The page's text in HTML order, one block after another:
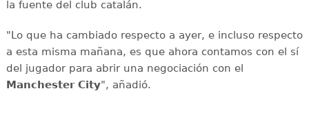
la fuente del club catalán.
"Lo que ha cambiado respecto a ayer, e incluso respecto
a esta misma mañana, es que ahora contamos con el sí
del jugador para abrir una negociación con el
Manchester City", añadió.